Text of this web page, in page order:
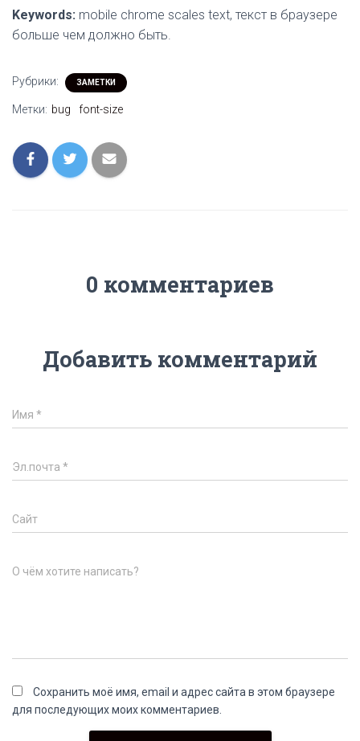
Keywords: mobile chrome scales text, текст в браузере
больше чем должно быть.
Рубрики: ЗАМЕТКИ
Метки: bug font-size
0 комментариев
Добавить комментарий
Имя *
Эл.почта *
Сайт
О чём хотите написать?
Сохранить моё имя, email и адрес сайта в этом браузере
для последующих моих комментариев.